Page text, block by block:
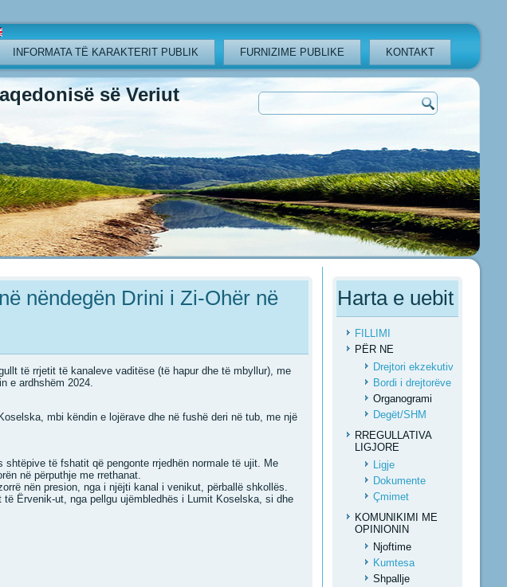
INFORMATA TË KARAKTERIT PUBLIK FURNIZIME PUBLIKE KONTAKT
së Veriut
nëndegën Drini i Zi-Ohër në
të rrjetit të kanaleve vaditëse (të hapur dhe të mbyllur), me
e ardhshëm 2024.
mbi këndin e lojërave dhe në fushë deri në tub, me një
të fshatit që pengonte rrjedhën normale të ujit. Me
në përputhje me rrethanat.
nën presion, nga i njëjti kanal i venikut, përballë shkollës.
Ërvenik-ut, nga pellgu ujëmbledhës i Lumit Koselska, si dhe
Harta e uebit
FILLIMI
PËR NE
Drejtori ekzekutiv
Bordi i drejtorëve
Organogrami
Degët/SHM
RREGULLATIVA
LIGJORE
Ligje
Dokumente
Çmimet
KOMUNIKIMI ME
OPINIONIN
Njoftime
Kumtesa
Shpallje